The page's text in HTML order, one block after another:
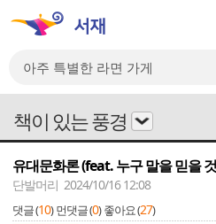
책이 있는 풍경
유대문화론 (feat. 누구 말을 믿을
단발머리 2024/10/16 12:08
댓글 (10) 먼댓글 (0) 좋아요 (27)